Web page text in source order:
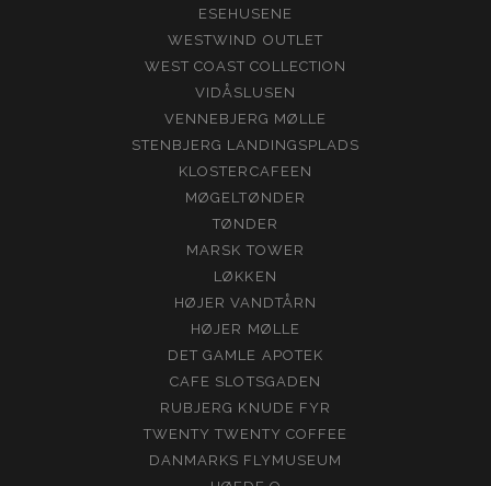
ESEHUSENE
WESTWIND OUTLET
WEST COAST COLLECTION
VIDÅSLUSEN
VENNEBJERG MØLLE
STENBJERG LANDINGSPLADS
KLOSTERCAFEEN
MØGELTØNDER
TØNDER
MARSK TOWER
LØKKEN
HØJER VANDTÅRN
HØJER MØLLE
DET GAMLE APOTEK
CAFE SLOTSGADEN
RUBJERG KNUDE FYR
TWENTY TWENTY COFFEE
DANMARKS FLYMUSEUM